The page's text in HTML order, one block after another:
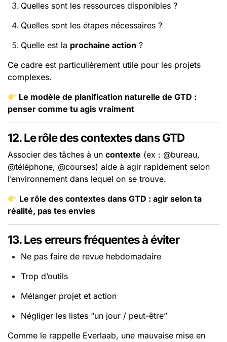
Quelles sont les ressources disponibles ?
Quelles sont les étapes nécessaires ?
Quelle est la prochaine action ?
Ce cadre est particulièrement utile pour les projets
complexes.
Le modèle de planification naturelle de GTD :
penser comme tu agis vraiment
12. Le rôle des contextes dans GTD
Associer des tâches à un contexte (ex : @bureau,
@téléphone, @courses) aide à agir rapidement selon
l’environnement dans lequel on se trouve.
Le rôle des contextes dans GTD : agir selon ta
réalité, pas tes envies
13. Les erreurs fréquentes à éviter
Ne pas faire de revue hebdomadaire
Trop d’outils
Mélanger projet et action
Négliger les listes “un jour / peut-être”
Comme le rappelle Everlaab, une mauvaise mise en